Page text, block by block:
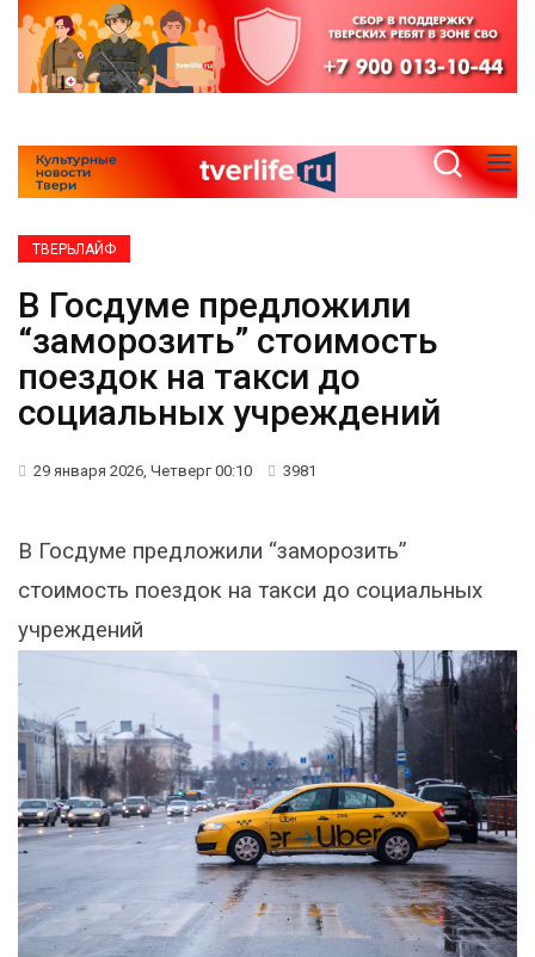
ТВЕРЬЛАЙФ
В Госдуме предложили
“заморозить” стоимость
поездок на такси до
социальных учреждений
29 января 2026, Четверг 00:10 3981
В Госдуме предложили “заморозить”
стоимость поездок на такси до социальных
учреждений